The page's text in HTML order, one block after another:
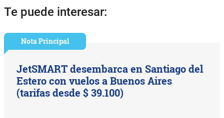
Te puede interesar:
Nota Principal
JetSMART desembarca en Santiago del
Estero con vuelos a Buenos Aires
(tarifas desde $ 39.100)